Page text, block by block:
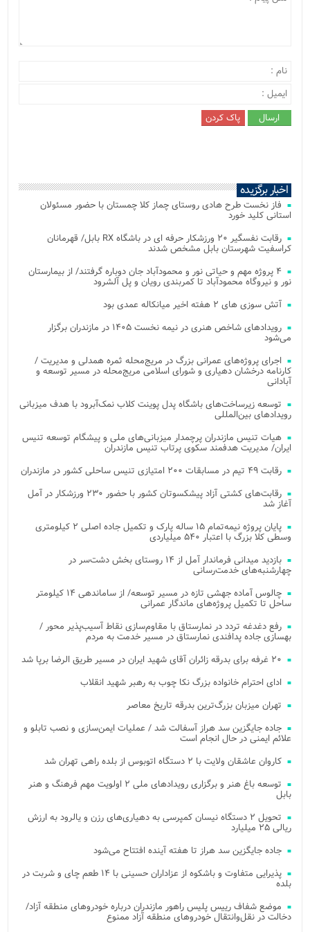
اخبار برگزیده
فاز نخست طرح هادی روستای چماز کلا چمستان با حضور مسئولان
استانی کلید خورد
رقابت نفسگیر ۲۰ ورزشکار حرفه ای در باشگاه RX بابل/ قهرمانان
کراسفیت شهرستان بابل مشخص شدند
۴ پروژه مهم و حیاتی نور و محمودآباد جان دوباره گرفتند/ از بیمارستان
نور و نیروگاه محمودآباد تا کمربندی رویان و پل آلشرود
آتش‌ سوزی‌ های ۲ هفته اخیر میانکاله عمدی بود
رویدادهای شاخص هنری در نیمه نخست ۱۴۰۵ در مازندران برگزار
می‌شود
اجرای پروژه‌های عمرانی بزرگ در مریج‌محله ثمره همدلی و مدیریت /
کارنامه درخشان دهیاری و شورای اسلامی مریج‌محله در مسیر توسعه و
آبادانی
توسعه زیرساخت‌های باشگاه پدل پوینت کلاب نمک‌آبرود با هدف میزبانی
رویدادهای بین‌المللی
هیات تنیس مازندران پرچمدار میزبانی‌های ملی و پیشگام توسعه تنیس
ایران/ مدیریت هدفمند سکوی پرتاب تنیس مازندران
رقابت ۴۹ تیم در مسابقات ۲۰۰ امتیازی تنیس ساحلی کشور در مازندران
رقابت‌های کشتی آزاد پیشکسوتان کشور با حضور ۲۳۰ ورزشکار در آمل
آغاز شد
پایان پروژه نیمه‌تمام ۱۵ ساله پارک و تکمیل جاده اصلی ۲ کیلومتری
وسطی کلا بزرگ با اعتبار ۵۴۰ میلیاردی
بازدید میدانی فرماندار آمل از ۱۴ روستای بخش دشت‌سر در
چهارشنبه‌های خدمت‌رسانی
چالوس آماده جهشی تازه در مسیر توسعه/ از ساماندهی ۱۴ کیلومتر
ساحل تا تکمیل پروژه‌های ماندگار عمرانی
رفع دغدغه تردد در نمارستاق با مقاوم‌سازی نقاط آسیب‌پذیر محور /
بهسازی جاده پدافندی نمارستاق در مسیر خدمت به مردم
۲۰ غرفه برای بدرقه زائران آقای شهید ایران در مسیر طریق الرضا برپا شد
ادای احترام خانواده بزرگ نکا چوب به رهبر شهید انقلاب
تهران میزبان بزرگ‌ترین بدرقه تاریخ معاصر
جاده جایگزین سد هراز آسفالت شد / عملیات ایمن‌سازی و نصب تابلو و
علائم ایمنی در حال انجام است
کاروان عاشقان ولایت با ۲ دستگاه اتوبوس از بلده راهی تهران شد
توسعه باغ هنر و برگزاری رویدادهای ملی ۲ اولویت مهم فرهنگ و هنر
بابل
تحویل ۲ دستگاه نیسان کمپرسی به دهیاری‌های رزن و یالرود به ارزش
ریالی ۲۵ میلیارد
جاده جایگزین سد هراز تا هفته آینده افتتاح می‌شود
پذیرایی متفاوت و باشکوه از عزاداران حسینی با ۱۴ طعم چای و شربت در
بلده
موضع شفاف رییس پلیس راهور مازندران درباره خودروهای منطقه آزاد/
دخالت در نقل‌وانتقال خودروهای منطقه آزاد ممنوع